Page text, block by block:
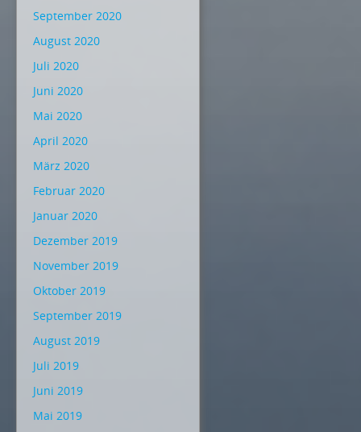
September 2020
August 2020
Juli 2020
Juni 2020
Mai 2020
April 2020
März 2020
Februar 2020
Januar 2020
Dezember 2019
November 2019
Oktober 2019
September 2019
August 2019
Juli 2019
Juni 2019
Mai 2019